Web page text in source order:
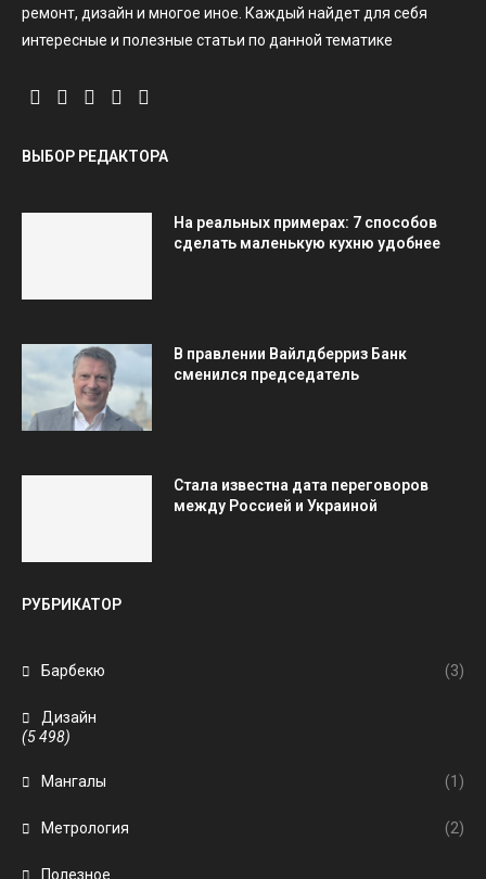
ремонт, дизайн и многое иное. Каждый найдет для себя
интересные и полезные статьи по данной тематике
ВЫБОР РЕДАКТОРА
На реальных примерах: 7 способов
сделать маленькую кухню удобнее
В правлении Вайлдберриз Банк
сменился председатель
Стала известна дата переговоров
между Россией и Украиной
РУБРИКАТОР
Барбекю (3)
Дизайн
(5 498)
Мангалы (1)
Метрология (2)
Полезное